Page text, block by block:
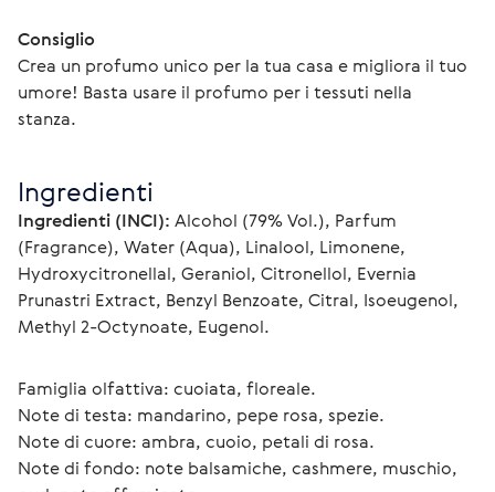
Consiglio
Crea un profumo unico per la tua casa e migliora il tuo
umore! Basta usare il profumo per i tessuti nella
stanza.
Ingredienti
Ingredienti (INCI): Alcohol (79% Vol.), Parfum
(Fragrance), Water (Aqua), Linalool, Limonene,
Hydroxycitronellal, Geraniol, Citronellol, Evernia
Prunastri Extract, Benzyl Benzoate, Citral, Isoeugenol,
Methyl 2-Octynoate, Eugenol.
Famiglia olfattiva: cuoiata, floreale.
Note di testa: mandarino, pepe rosa, spezie.
Note di cuore: ambra, cuoio, petali di rosa.
Note di fondo: note balsamiche, cashmere, muschio,